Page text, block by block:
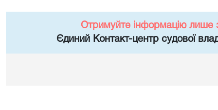
Отримуйте інформацію лише
Єдиний Контакт-центр судової